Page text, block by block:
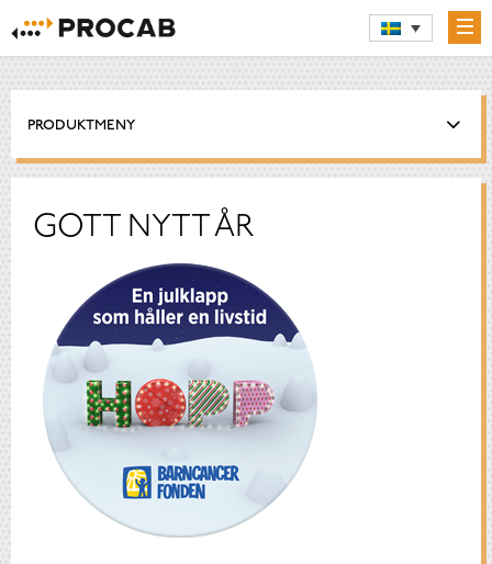
PRODUKTMENY
GOTT NYTT ÅR